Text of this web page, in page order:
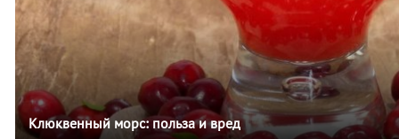
Клюквенный морс: польза и вред